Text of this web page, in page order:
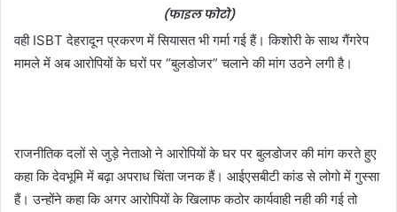
(फाइल फोटो)
वही ISBT देहरादून प्रकरण में सियासत भी गर्मा गई हैं। किशोरी के साथ गैंगरेप
मामले में अब आरोपियों के घरों पर “बुलडोजर” चलाने की मांग उठने लगी है।
राजनीतिक दलों से जुड़े नेताओ ने आरोपियों के घर पर बुलडोजर की मांग करते हुए
कहा कि देवभूमि में बढ़ा अपराध चिंता जनक हैं। आईएसबीटी कांड से लोगो में गुस्सा
हैं। उन्होंने कहा कि अगर आरोपियों के खिलाफ कठोर कार्यवाही नही की गई तो